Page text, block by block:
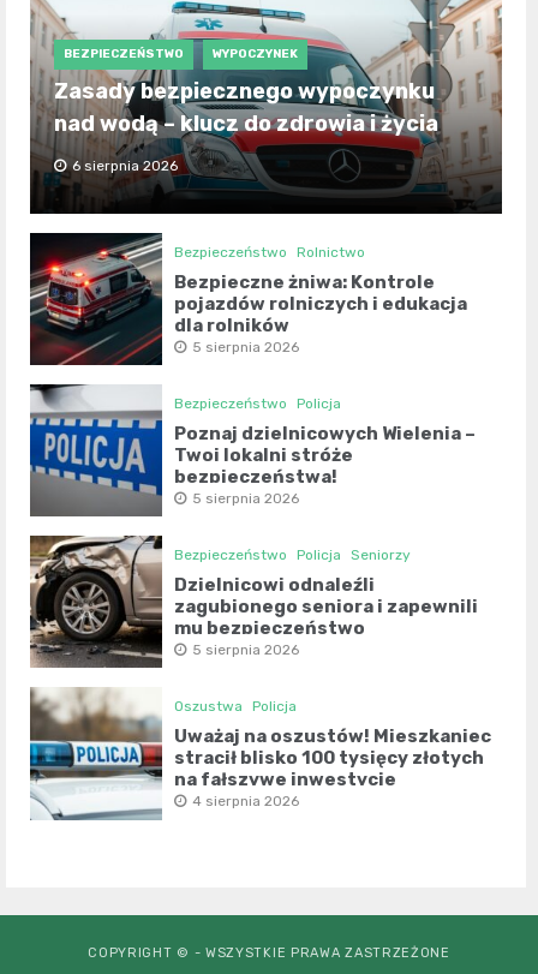
BEZPIECZEŃSTWO WYPOCZYNEK
Zasady bezpiecznego wypoczynku
nad wodą – klucz do zdrowia i życia
6 sierpnia 2026
Bezpieczeństwo Rolnictwo
Bezpieczne żniwa: Kontrole
pojazdów rolniczych i edukacja
dla rolników
5 sierpnia 2026
Bezpieczeństwo Policja
Poznaj dzielnicowych Wielenia –
Twoi lokalni stróże
bezpieczeństwa!
5 sierpnia 2026
Bezpieczeństwo Policja Seniorzy
Dzielnicowi odnaleźli
zagubionego seniora i zapewnili
mu bezpieczeństwo
5 sierpnia 2026
Oszustwa Policja
Uważaj na oszustów! Mieszkaniec
stracił blisko 100 tysięcy złotych
na fałszywe inwestycje
4 sierpnia 2026
COPYRIGHT © - WSZYSTKIE PRAWA ZASTRZEŻONE